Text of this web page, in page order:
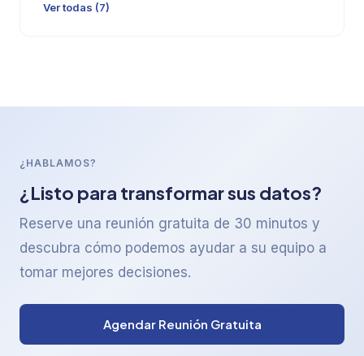
Ver todas (7)
¿HABLAMOS?
¿Listo para transformar sus datos?
Reserve una reunión gratuita de 30 minutos y
descubra cómo podemos ayudar a su equipo a
tomar mejores decisiones.
Agendar Reunión Gratuita